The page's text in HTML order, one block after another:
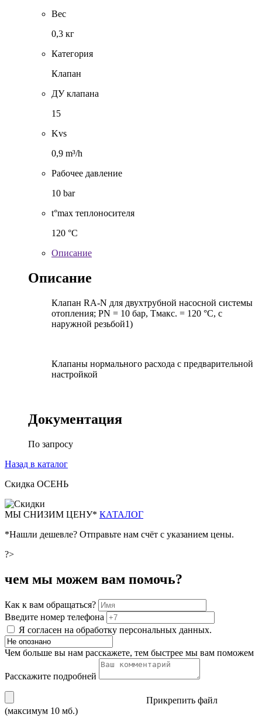
Вес
0,3 кг
Категория
Клапан
ДУ клапана
15
Kvs
0,9 m³/h
Рабочее давление
10 bar
t°max теплоносителя
120 °C
Описание
Описание
Клапан RA-N для двухтрубной насосной системы
отопления; PN = 10 бар, Тмакс. = 120 °С, с
наружной резьбой1)
Клапаны нормального расхода с предварительной
настройкой
Документация
По запросу
Назад в каталог
Скидка ОСЕНЬ
МЫ СНИЗИМ ЦЕНУ* КАТАЛОГ
*Нашли дешевле? Отправьте нам счёт с указанием цены.
?>
чем мы можем вам помочь?
Как к вам обращаться?
Введите номер телефона
Я согласен на обработку персональных данных.
Чем больше вы нам расскажете, тем быстрее мы вам поможем
Расскажите подробней
Прикрепить файл
(максимум 10 мб.)